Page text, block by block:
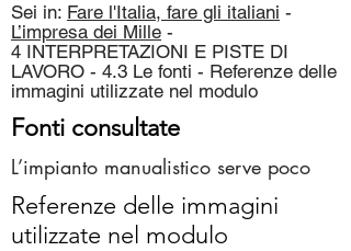
Sei in: Fare l'Italia, fare gli italiani -
L’impresa dei Mille -
4 INTERPRETAZIONI E PISTE DI
LAVORO - 4.3 Le fonti - Referenze delle
immagini utilizzate nel modulo
Fonti consultate
L’impianto manualistico serve poco
Referenze delle immagini
utilizzate nel modulo